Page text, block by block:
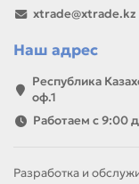
xtrade@xtrade.kz
Наш адрес
Республика
оф.1
Работаем с 9:00
Разработка и